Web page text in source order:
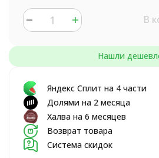
В
Яндекс Сплит на 4 части
Долями на 2 месяца
Халва на 6 месяцев
Возврат товара
Система скидок